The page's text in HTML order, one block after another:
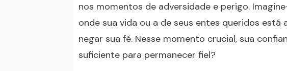
nos momentos de adversidade e perigo.
onde sua vida ou a de seus entes queridos está
negar sua fé. Nesse momento crucial, sua
suficiente para permanecer fiel?